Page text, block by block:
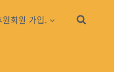
원회원 가입.